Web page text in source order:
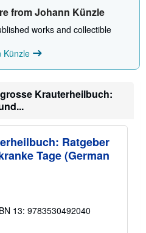
s
i
p
i
n
a
from Johann Künzle
works and collectible
Künzle
Krauterheilbuch:
Ratgeber
Tage (German
13: 9783530492040